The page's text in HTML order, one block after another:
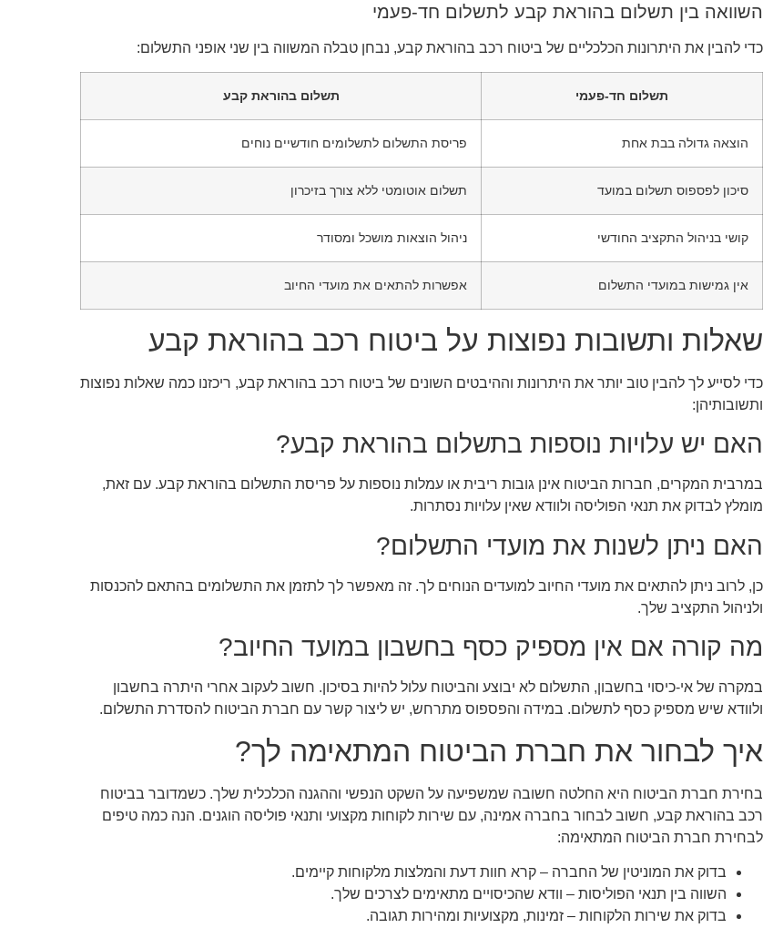
השוואה בין תשלום בהוראת קבע לתשלום חד-פעמי
כדי להבין את היתרונות הכלכליים של ביטוח רכב בהוראת קבע, נבחן טבלה המשווה בין שני אופני התשלום:
תשלום חד-פעמי תשלום בהוראת קבע
הוצאה גדולה בבת אחת פריסת התשלום לתשלומים חודשיים נוחים
סיכון לפספוס תשלום במועד תשלום אוטומטי ללא צורך בזיכרון
קושי בניהול התקציב החודשי ניהול הוצאות מושכל ומסודר
אין גמישות במועדי התשלום אפשרות להתאים את מועדי החיוב
שאלות ותשובות נפוצות על ביטוח רכב בהוראת קבע
כדי לסייע לך להבין טוב יותר את היתרונות וההיבטים השונים של ביטוח רכב בהוראת קבע, ריכזנו כמה שאלות נפוצות
ותשובותיהן:
האם יש עלויות נוספות בתשלום בהוראת קבע?
במרבית המקרים, חברות הביטוח אינן גובות ריבית או עמלות נוספות על פריסת התשלום בהוראת קבע. עם זאת,
מומלץ לבדוק את תנאי הפוליסה ולוודא שאין עלויות נסתרות.
האם ניתן לשנות את מועדי התשלום?
כן, לרוב ניתן להתאים את מועדי החיוב למועדים הנוחים לך. זה מאפשר לך לתזמן את התשלומים בהתאם להכנסות
ולניהול התקציב שלך.
מה קורה אם אין מספיק כסף בחשבון במועד החיוב?
במקרה של אי-כיסוי בחשבון, התשלום לא יבוצע והביטוח עלול להיות בסיכון. חשוב לעקוב אחרי היתרה בחשבון
ולוודא שיש מספיק כסף לתשלום. במידה והפספוס מתרחש, יש ליצור קשר עם חברת הביטוח להסדרת התשלום.
איך לבחור את חברת הביטוח המתאימה לך?
בחירת חברת הביטוח היא החלטה חשובה שמשפיעה על השקט הנפשי וההגנה הכלכלית שלך. כשמדובר בביטוח
רכב בהוראת קבע, חשוב לבחור בחברה אמינה, עם שירות לקוחות מקצועי ותנאי פוליסה הוגנים. הנה כמה טיפים
לבחירת חברת הביטוח המתאימה:
בדוק את המוניטין של החברה – קרא חוות דעת והמלצות מלקוחות קיימים.
השווה בין תנאי הפוליסות – וודא שהכיסויים מתאימים לצרכים שלך.
בדוק את שירות הלקוחות – זמינות, מקצועיות ומהירות תגובה.